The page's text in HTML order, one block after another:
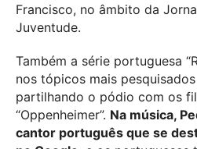
Francisco, no âmbito da
Juventude.
Também a série portuguesa
nos tópicos mais
partilhando o pódio com os
“Oppenheimer”. Na música,
cantor português que se